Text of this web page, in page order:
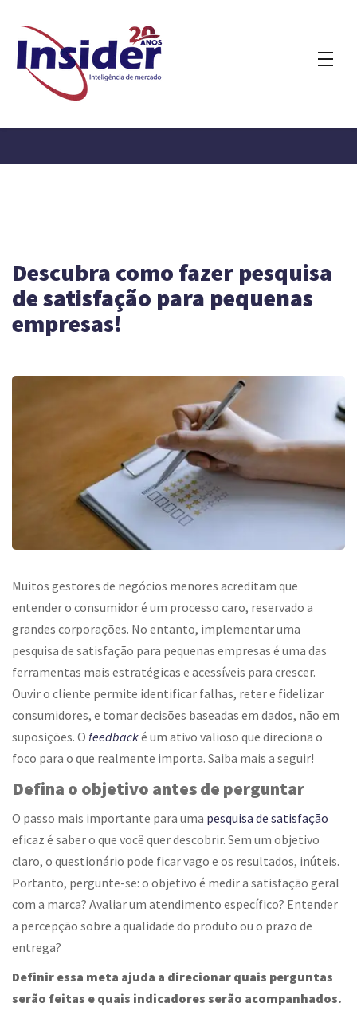
Descubra como fazer pesquisa
de satisfação para pequenas
empresas!
Muitos gestores de negócios menores acreditam que
entender o consumidor é um processo caro, reservado a
grandes corporações. No entanto, implementar uma
pesquisa de satisfação para pequenas empresas é uma das
ferramentas mais estratégicas e acessíveis para crescer.
Ouvir o cliente permite identificar falhas, reter e fidelizar
consumidores, e tomar decisões baseadas em dados, não em
suposições. O feedbacké um ativo valioso que direciona o
foco para o que realmente importa. Saiba mais a seguir!
Defina o objetivo antes de perguntar
O passo mais importante para uma pesquisa de satisfação
eficaz é saber o que você quer descobrir. Sem um objetivo
claro, o questionário pode ficar vago e os resultados, inúteis.
Portanto, pergunte-se: o objetivo é medir a satisfação geral
com a marca? Avaliar um atendimento específico? Entender
a percepção sobre a qualidade do produto ou o prazo de
entrega?
Definir essa meta ajuda a direcionar quais perguntas
serão feitas e quais indicadores serão acompanhados.